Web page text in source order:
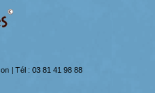
| Tél : 03 81 41 98 88